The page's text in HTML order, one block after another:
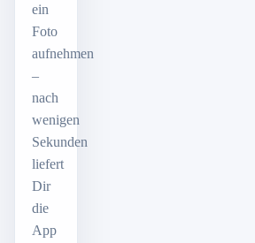
ein
Foto
aufnehmen
–
nach
wenigen
Sekunden
liefert
Dir
die
App